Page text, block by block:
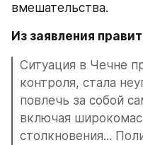
вмешательства.
Из заявления
Ситуация в Чечне
контроля, стала
повлечь за собой
включая
столкновения...